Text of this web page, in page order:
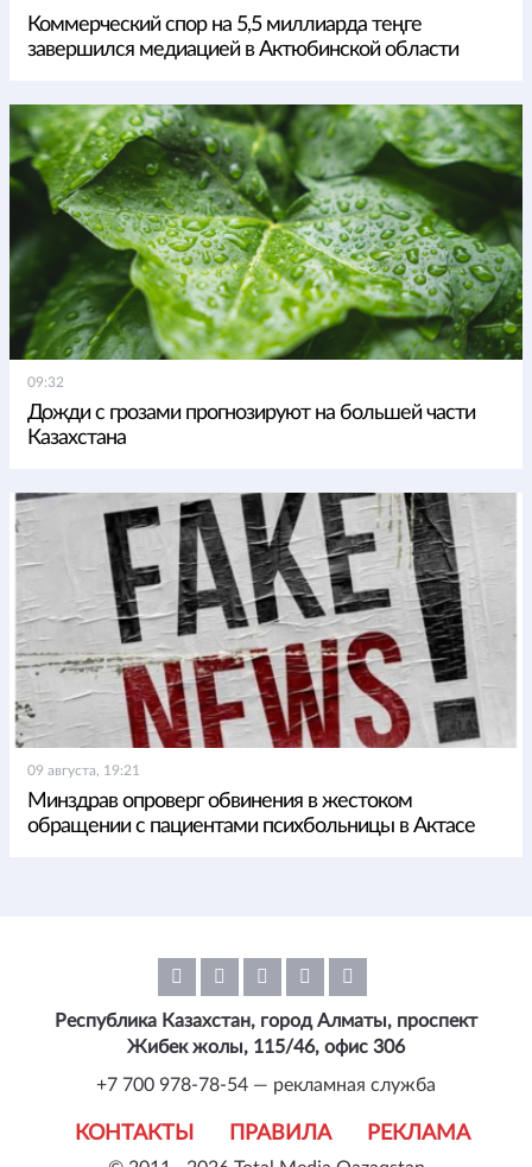
Коммерческий спор на 5,5 миллиарда теңге
завершился медиацией в Актюбинской области
09:32
Дожди с грозами прогнозируют на большей части
Казахстана
09 августа, 19:21
Минздрав опроверг обвинения в жестоком
обращении с пациентами психбольницы в Актасе
КОНТАКТЫ ПРАВИЛА РЕКЛАМА
Республика Казахстан, город Алматы, проспект
Жибек жолы, 115/46, офис 306
+7 700 978-78-54 — рекламная служба